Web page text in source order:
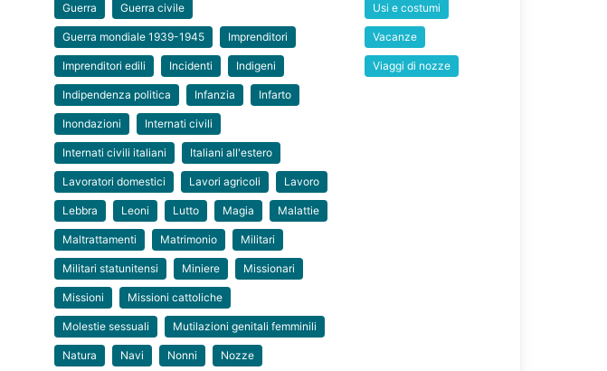
Guerra Guerra civile
Guerra mondiale 1939-1945 Imprenditori
Imprenditori edili Incidenti Indigeni
Indipendenza politica Infanzia Infarto
Inondazioni Internati civili
Internati civili italiani Italiani all'estero
Lavoratori domestici Lavori agricoli Lavoro
Lebbra Leoni Lutto Magia Malattie
Maltrattamenti Matrimonio Militari
Militari statunitensi Miniere Missionari
Missioni Missioni cattoliche
Molestie sessuali Mutilazioni genitali femminili
Natura Navi Nonni Nozze
Usi e costumi
Vacanze
Viaggi di nozze